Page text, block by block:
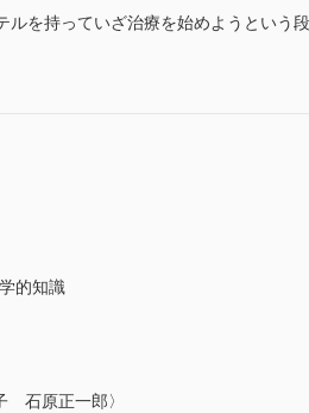
を持っていざ治療を始めようという
的知識
石原正一郎〉